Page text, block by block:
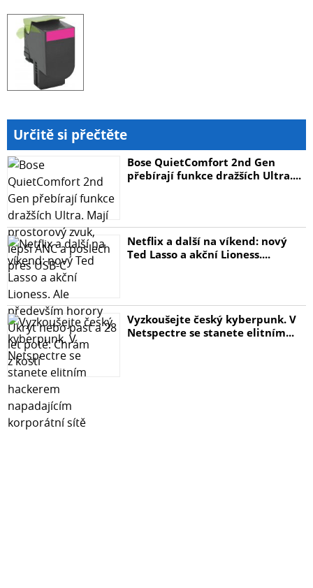
Určitě si přečtěte
Bose QuietComfort 2nd Gen
přebírají funkce dražších Ultra....
Netflix a další na víkend: nový
Ted Lasso a akční Lioness....
Vyzkoušejte český kyberpunk. V
Netspectre se stanete elitním...